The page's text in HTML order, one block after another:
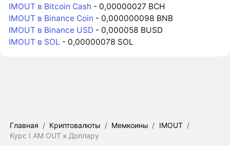
IMOUT в Bitcoin Cash - 0,00000027 BCH
IMOUT в Binance Coin - 0,000000098 BNB
IMOUT в Binance USD - 0,000058 BUSD
IMOUT в SOL - 0,00000078 SOL
Главная / Криптовалюты / Мемкоины / IMOUT /
Курс I AM OUT к Доллару